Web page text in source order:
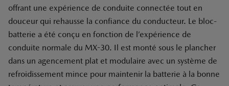
offrant une expérience de conduite connectée tout en
douceur qui rehausse la confiance du conducteur. Le bloc-
batterie a été conçu en fonction de l’expérience de
conduite normale du MX-30. Il est monté sous le plancher
dans un agencement plat et modulaire avec un système de
refroidissement mince pour maintenir la batterie à la bonne